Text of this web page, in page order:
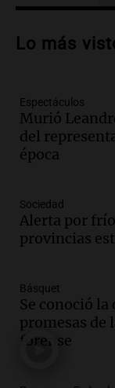
Audio.La
Audio.
Jorge
Vargas
Una
Audio.
limpiar el
con el
Audio.El
las
todos
Una
Lo más
Espectáculos
Murió
del
época
Sociedad
Alerta por
provincias
Básquet
Se conoció la
promesas de
forense